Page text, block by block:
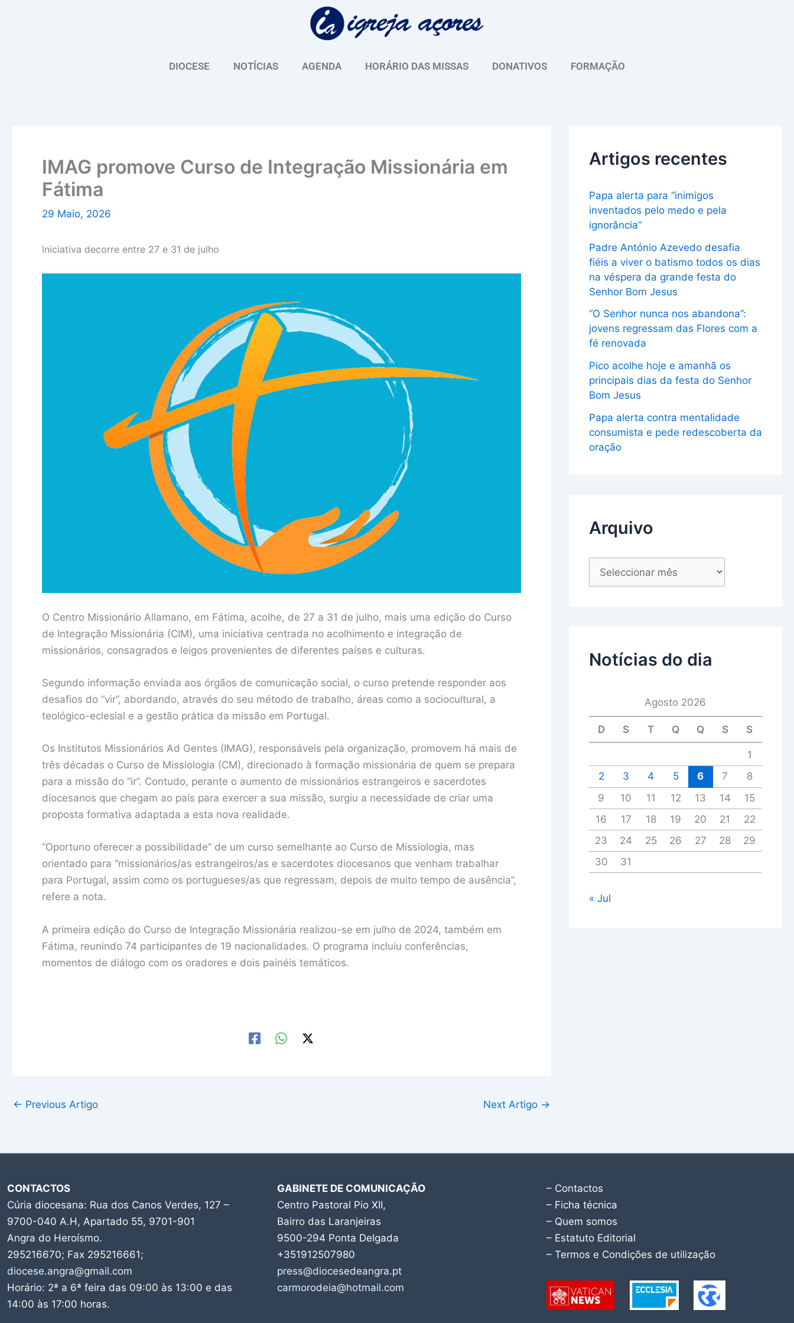
DIOCESE NOTÍCIAS AGENDA HORÁRIO DAS MISSAS DONATIVOS FORMAÇÃO
IMAG promove Curso de Integração Missionária em
Fátima
29 Maio, 2026
Iniciativa decorre entre 27 e 31 de julho
O Centro Missionário Allamano, em Fátima, acolhe, de 27 a 31 de julho, mais uma edição do Curso
de Integração Missionária (CIM), uma iniciativa centrada no acolhimento e integração de
missionários, consagrados e leigos provenientes de diferentes países e culturas.
Segundo informação enviada aos órgãos de comunicação social, o curso pretende responder aos
desafios do “vir”, abordando, através do seu método de trabalho, áreas como a sociocultural, a
teológico-eclesial e a gestão prática da missão em Portugal.
Os Institutos Missionários Ad Gentes (IMAG), responsáveis pela organização, promovem há mais de
três décadas o Curso de Missiologia (CM), direcionado à formação missionária de quem se prepara
para a missão do “ir”. Contudo, perante o aumento de missionários estrangeiros e sacerdotes
diocesanos que chegam ao país para exercer a sua missão, surgiu a necessidade de criar uma
proposta formativa adaptada a esta nova realidade.
“Oportuno oferecer a possibilidade” de um curso semelhante ao Curso de Missiologia, mas
orientado para “missionários/as estrangeiros/as e sacerdotes diocesanos que venham trabalhar
para Portugal, assim como os portugueses/as que regressam, depois de muito tempo de ausência”,
refere a nota.
A primeira edição do Curso de Integração Missionária realizou-se em julho de 2024, também em
Fátima, reunindo 74 participantes de 19 nacionalidades. O programa incluiu conferências,
momentos de diálogo com os oradores e dois painéis temáticos.
← Previous Artigo Next Artigo →
Artigos recentes
Papa alerta para “inimigos
inventados pelo medo e pela
ignorância”
Padre António Azevedo desafia
fiéis a viver o batismo todos os dias
na véspera da grande festa do
Senhor Bom Jesus
“O Senhor nunca nos abandona”:
jovens regressam das Flores com a
fé renovada
Pico acolhe hoje e amanhã os
principais dias da festa do Senhor
Bom Jesus
Papa alerta contra mentalidade
consumista e pede redescoberta da
oração
Arquivo
u
Notícias do dia
Agosto 2026
D S T Q Q S S
1
2
3 4 5 6 7
8
9
10 11 12 13 14
15
16
17 18 19 20 21
22
23
24 25 26 27 28
29
30
31
« Jul
CONTACTOS
Cúria diocesana: Rua dos Canos Verdes, 127 –
9700-040 A.H, Apartado 55, 9701-901
Angra do Heroísmo.
295216670; Fax 295216661;
diocese.angra@gmail.com
Horário: 2ª a 6ª feira das 09:00 às 13:00 e das
14:00 às 17:00 horas.
GABINETE DE COMUNICAÇÃO
Centro Pastoral Pio XII,
Bairro das Laranjeiras
9500-294 Ponta Delgada
+351912507980
press@diocesedeangra.pt
carmorodeia@hotmail.com
– Contactos
– Ficha técnica
– Quem somos
– Estatuto Editorial
– Termos e Condições de utilização